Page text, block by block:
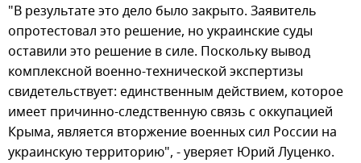
"В результате это дело было закрыто. Заявитель
опротестовал это решение, но украинские суды
оставили это решение в силе. Поскольку вывод
комплексной военно-технической экспертизы
свидетельствует: единственным действием, которое
имеет причинно-следственную связь с оккупацией
Крыма, является вторжение военных сил России на
украинскую территорию", - уверяет Юрий Луценко.